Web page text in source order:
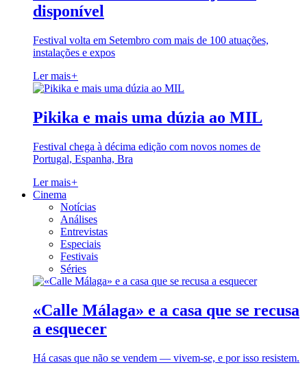
disponível
Festival volta em Setembro com mais de 100 atuações,
instalações e expos
Ler mais+
Pikika e mais uma dúzia ao MIL
Festival chega à décima edição com novos nomes de
Portugal, Espanha, Bra
Ler mais+
Cinema
Notícias
Análises
Entrevistas
Especiais
Festivais
Séries
«Calle Málaga» e a casa que se recusa
a esquecer
Há casas que não se vendem — vivem-se, e por isso resistem.